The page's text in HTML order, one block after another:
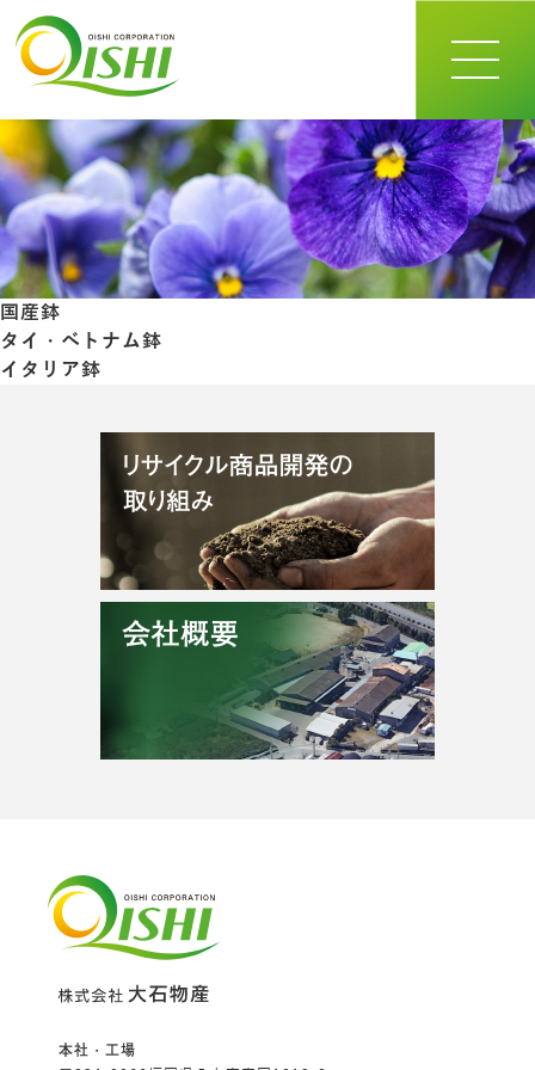
toggle
国産鉢
タイ・ベトナム鉢
イタリア鉢
本社・工場